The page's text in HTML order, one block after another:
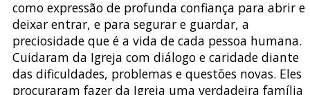
como expressão de profunda confiança para abrir e
deixar entrar, e para segurar e guardar, a
preciosidade que é a vida de cada pessoa humana.
Cuidaram da Igreja com diálogo e caridade diante
das dificuldades, problemas e questões novas. Eles
procuraram fazer da Igreja uma verdadeira família